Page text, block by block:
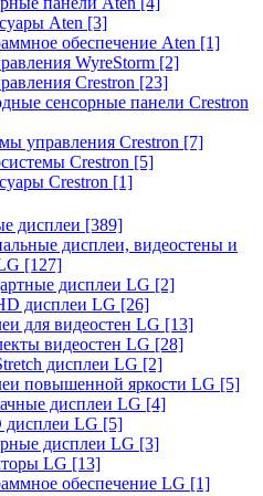
Aten [3]
обеспечение Aten [1]
WyreStorm [2]
Crestron [23]
сенсорные панели Crestron
управления Crestron [7]
Crestron [5]
Crestron [1]
дисплеи [389]
дисплеи, видеостены и
[127]
дисплеи LG [2]
дисплеи LG [26]
для видеостен LG [13]
видеостен LG [28]
дисплеи LG [2]
повышенной яркости LG [5]
дисплеи LG [4]
дисплеи LG [5]
дисплеи LG [3]
LG [13]
обеспечение LG [1]